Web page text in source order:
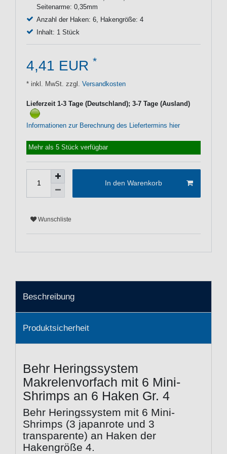
Seitenarme: 0,35mm
Anzahl der Haken: 6, Hakengröße: 4
Inhalt: 1 Stück
4,41 EUR *
* inkl. MwSt. zzgl. Versandkosten
Lieferzeit 1-3 Tage (Deutschland); 3-7 Tage (Ausland)
Informationen zur Berechnung des Liefertermins hier
Mehr als 5 Stück verfügbar
In den Warenkorb
Wunschliste
Beschreibung
Produktsicherheit
Behr Heringssystem
Makrelenvorfach mit 6 Mini-
Shrimps an 6 Haken Gr. 4
Behr Heringssystem mit 6 Mini-
Shrimps (3 japanrote und 3
transparente) an Haken der
Hakengröße 4.